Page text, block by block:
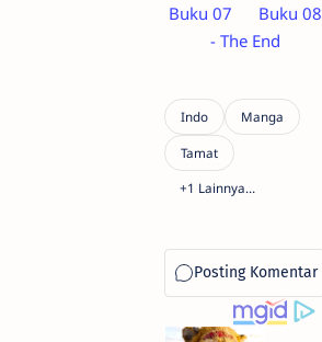
Buku 07
Buku 08
- The End